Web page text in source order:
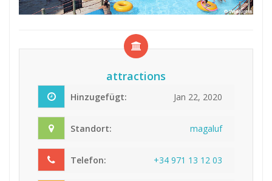
attractions
Hinzugefügt: Jan 22, 2020
Standort: magaluf
Telefon: +34 971 13 1 2 03